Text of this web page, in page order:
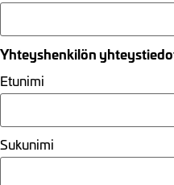
Yhteyshenkilön
Etunimi
Sukunimi